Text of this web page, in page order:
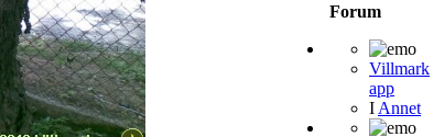
Forum
Villmark
app
I Annet